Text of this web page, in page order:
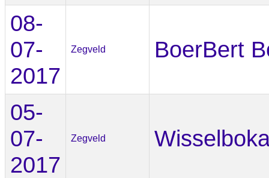
08-
07-
2017
Zegveld BoerBert
05-
07-
2017
Zegveld